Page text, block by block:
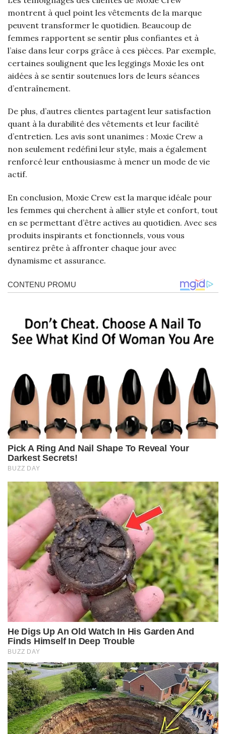
montrent à quel point les vêtements de la marque
peuvent transformer le quotidien. Beaucoup de
femmes rapportent se sentir plus confiantes et à
l’aise dans leur corps grâce à ces pièces. Par exemple,
certaines soulignent que les leggings Moxie les ont
aidées à se sentir soutenues lors de leurs séances
d’entraînement.
De plus, d’autres clientes partagent leur satisfaction
quant à la durabilité des vêtements et leur facilité
d’entretien. Les avis sont unanimes : Moxie Crew a
non seulement redéfini leur style, mais a également
renforcé leur enthousiasme à mener un mode de vie
actif.
En conclusion, Moxie Crew est la marque idéale pour
les femmes qui cherchent à allier style et confort, tout
en se permettant d’être actives au quotidien. Avec ses
produits inspirants et fonctionnels, vous vous
sentirez prête à affronter chaque jour avec
dynamisme et assurance.